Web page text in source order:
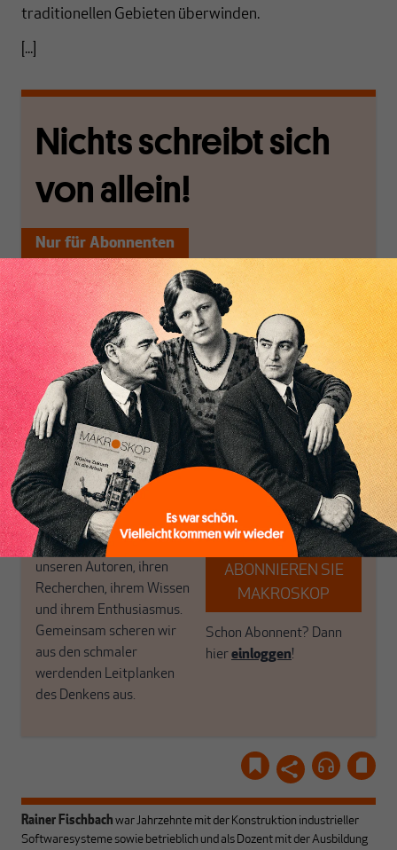
traditionellen Gebieten überwinden.
[...]
Nichts schreibt sich
von allein!
Nur für Abonnenten
MAKROSKOP analysiert
wirtschaftspolitische
Themen aus einer
postkeynesianischen
Perspektive und ist damit
in Deutschland einzigartig.
MAKROSKOP steht für
das große Ganze. Wir
haben einen Blick auf
Geld, Wirtschaft und
Politik, den Sie so
woanders nicht finden.
Dabei leben wir von
unseren Autoren, ihren
Recherchen, ihrem Wissen
und ihrem Enthusiasmus.
Gemeinsam scheren wir
aus den schmaler
werdenden Leitplanken
des Denkens aus.
Wir verlassen die
journalistische Filterblase,
in der sich viele
eingerichtet haben. Wir
öffnen Fenster und
bringen frische Luft in die
engen und verstaubten
Debattenräume.
Brauchen Sie auch frische
Luft? Dann folgen Sie
einfach dem Button.
ABONNIEREN SIE
MAKROSKOP
Schon Abonnent? Dann
hiereinloggen!
Rainer Fischbach war Jahrzehnte mit der Konstruktion industrieller
Softwaresysteme sowie betrieblich und als Dozent mit der Ausbildung